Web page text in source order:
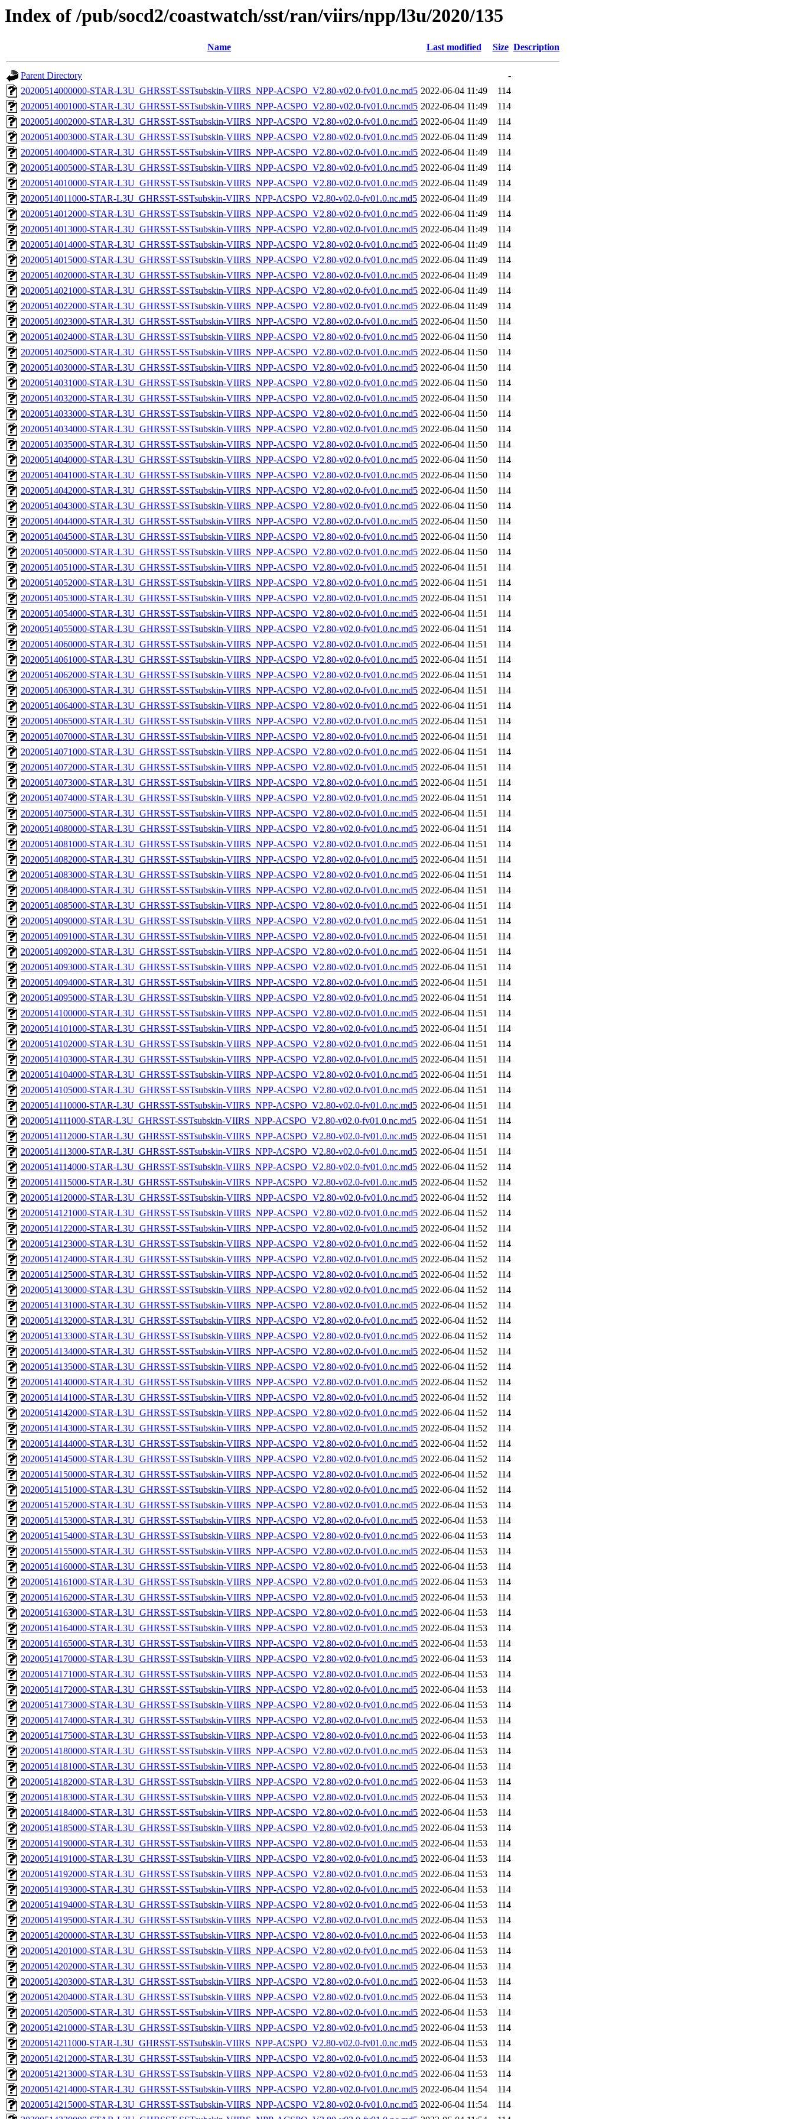
Index of /pub/socd2/coastwatch/sst/ran/viirs/npp/l3u/2020/135
Name Last modified Size Description
Parent Directory
-
20200514000000-STAR-L3U_GHRSST-SSTsubskin-VIIRS_NPP-ACSPO_V2.80-v02.0-fv01.0.nc.md5 2022-06-04 11:49
114
20200514001000-STAR-L3U_GHRSST-SSTsubskin-VIIRS_NPP-ACSPO_V2.80-v02.0-fv01.0.nc.md5 2022-06-04 11:49
114
20200514002000-STAR-L3U_GHRSST-SSTsubskin-VIIRS_NPP-ACSPO_V2.80-v02.0-fv01.0.nc.md5 2022-06-04 11:49
114
20200514003000-STAR-L3U_GHRSST-SSTsubskin-VIIRS_NPP-ACSPO_V2.80-v02.0-fv01.0.nc.md5 2022-06-04 11:49
114
20200514004000-STAR-L3U_GHRSST-SSTsubskin-VIIRS_NPP-ACSPO_V2.80-v02.0-fv01.0.nc.md5 2022-06-04 11:49
114
20200514005000-STAR-L3U_GHRSST-SSTsubskin-VIIRS_NPP-ACSPO_V2.80-v02.0-fv01.0.nc.md5 2022-06-04 11:49
114
20200514010000-STAR-L3U_GHRSST-SSTsubskin-VIIRS_NPP-ACSPO_V2.80-v02.0-fv01.0.nc.md5 2022-06-04 11:49
114
20200514011000-STAR-L3U_GHRSST-SSTsubskin-VIIRS_NPP-ACSPO_V2.80-v02.0-fv01.0.nc.md5 2022-06-04 11:49
114
20200514012000-STAR-L3U_GHRSST-SSTsubskin-VIIRS_NPP-ACSPO_V2.80-v02.0-fv01.0.nc.md5 2022-06-04 11:49
114
20200514013000-STAR-L3U_GHRSST-SSTsubskin-VIIRS_NPP-ACSPO_V2.80-v02.0-fv01.0.nc.md5 2022-06-04 11:49
114
20200514014000-STAR-L3U_GHRSST-SSTsubskin-VIIRS_NPP-ACSPO_V2.80-v02.0-fv01.0.nc.md5 2022-06-04 11:49
114
20200514015000-STAR-L3U_GHRSST-SSTsubskin-VIIRS_NPP-ACSPO_V2.80-v02.0-fv01.0.nc.md5 2022-06-04 11:49
114
20200514020000-STAR-L3U_GHRSST-SSTsubskin-VIIRS_NPP-ACSPO_V2.80-v02.0-fv01.0.nc.md5 2022-06-04 11:49
114
20200514021000-STAR-L3U_GHRSST-SSTsubskin-VIIRS_NPP-ACSPO_V2.80-v02.0-fv01.0.nc.md5 2022-06-04 11:49
114
20200514022000-STAR-L3U_GHRSST-SSTsubskin-VIIRS_NPP-ACSPO_V2.80-v02.0-fv01.0.nc.md5 2022-06-04 11:49
114
20200514023000-STAR-L3U_GHRSST-SSTsubskin-VIIRS_NPP-ACSPO_V2.80-v02.0-fv01.0.nc.md5 2022-06-04 11:50
114
20200514024000-STAR-L3U_GHRSST-SSTsubskin-VIIRS_NPP-ACSPO_V2.80-v02.0-fv01.0.nc.md5 2022-06-04 11:50
114
20200514025000-STAR-L3U_GHRSST-SSTsubskin-VIIRS_NPP-ACSPO_V2.80-v02.0-fv01.0.nc.md5 2022-06-04 11:50
114
20200514030000-STAR-L3U_GHRSST-SSTsubskin-VIIRS_NPP-ACSPO_V2.80-v02.0-fv01.0.nc.md5 2022-06-04 11:50
114
20200514031000-STAR-L3U_GHRSST-SSTsubskin-VIIRS_NPP-ACSPO_V2.80-v02.0-fv01.0.nc.md5 2022-06-04 11:50
114
20200514032000-STAR-L3U_GHRSST-SSTsubskin-VIIRS_NPP-ACSPO_V2.80-v02.0-fv01.0.nc.md5 2022-06-04 11:50
114
20200514033000-STAR-L3U_GHRSST-SSTsubskin-VIIRS_NPP-ACSPO_V2.80-v02.0-fv01.0.nc.md5 2022-06-04 11:50
114
20200514034000-STAR-L3U_GHRSST-SSTsubskin-VIIRS_NPP-ACSPO_V2.80-v02.0-fv01.0.nc.md5 2022-06-04 11:50
114
20200514035000-STAR-L3U_GHRSST-SSTsubskin-VIIRS_NPP-ACSPO_V2.80-v02.0-fv01.0.nc.md5 2022-06-04 11:50
114
20200514040000-STAR-L3U_GHRSST-SSTsubskin-VIIRS_NPP-ACSPO_V2.80-v02.0-fv01.0.nc.md5 2022-06-04 11:50
114
20200514041000-STAR-L3U_GHRSST-SSTsubskin-VIIRS_NPP-ACSPO_V2.80-v02.0-fv01.0.nc.md5 2022-06-04 11:50
114
20200514042000-STAR-L3U_GHRSST-SSTsubskin-VIIRS_NPP-ACSPO_V2.80-v02.0-fv01.0.nc.md5 2022-06-04 11:50
114
20200514043000-STAR-L3U_GHRSST-SSTsubskin-VIIRS_NPP-ACSPO_V2.80-v02.0-fv01.0.nc.md5 2022-06-04 11:50
114
20200514044000-STAR-L3U_GHRSST-SSTsubskin-VIIRS_NPP-ACSPO_V2.80-v02.0-fv01.0.nc.md5 2022-06-04 11:50
114
20200514045000-STAR-L3U_GHRSST-SSTsubskin-VIIRS_NPP-ACSPO_V2.80-v02.0-fv01.0.nc.md5 2022-06-04 11:50
114
20200514050000-STAR-L3U_GHRSST-SSTsubskin-VIIRS_NPP-ACSPO_V2.80-v02.0-fv01.0.nc.md5 2022-06-04 11:50
114
20200514051000-STAR-L3U_GHRSST-SSTsubskin-VIIRS_NPP-ACSPO_V2.80-v02.0-fv01.0.nc.md5 2022-06-04 11:51
114
20200514052000-STAR-L3U_GHRSST-SSTsubskin-VIIRS_NPP-ACSPO_V2.80-v02.0-fv01.0.nc.md5 2022-06-04 11:51
114
20200514053000-STAR-L3U_GHRSST-SSTsubskin-VIIRS_NPP-ACSPO_V2.80-v02.0-fv01.0.nc.md5 2022-06-04 11:51
114
20200514054000-STAR-L3U_GHRSST-SSTsubskin-VIIRS_NPP-ACSPO_V2.80-v02.0-fv01.0.nc.md5 2022-06-04 11:51
114
20200514055000-STAR-L3U_GHRSST-SSTsubskin-VIIRS_NPP-ACSPO_V2.80-v02.0-fv01.0.nc.md5 2022-06-04 11:51
114
20200514060000-STAR-L3U_GHRSST-SSTsubskin-VIIRS_NPP-ACSPO_V2.80-v02.0-fv01.0.nc.md5 2022-06-04 11:51
114
20200514061000-STAR-L3U_GHRSST-SSTsubskin-VIIRS_NPP-ACSPO_V2.80-v02.0-fv01.0.nc.md5 2022-06-04 11:51
114
20200514062000-STAR-L3U_GHRSST-SSTsubskin-VIIRS_NPP-ACSPO_V2.80-v02.0-fv01.0.nc.md5 2022-06-04 11:51
114
20200514063000-STAR-L3U_GHRSST-SSTsubskin-VIIRS_NPP-ACSPO_V2.80-v02.0-fv01.0.nc.md5 2022-06-04 11:51
114
20200514064000-STAR-L3U_GHRSST-SSTsubskin-VIIRS_NPP-ACSPO_V2.80-v02.0-fv01.0.nc.md5 2022-06-04 11:51
114
20200514065000-STAR-L3U_GHRSST-SSTsubskin-VIIRS_NPP-ACSPO_V2.80-v02.0-fv01.0.nc.md5 2022-06-04 11:51
114
20200514070000-STAR-L3U_GHRSST-SSTsubskin-VIIRS_NPP-ACSPO_V2.80-v02.0-fv01.0.nc.md5 2022-06-04 11:51
114
20200514071000-STAR-L3U_GHRSST-SSTsubskin-VIIRS_NPP-ACSPO_V2.80-v02.0-fv01.0.nc.md5 2022-06-04 11:51
114
20200514072000-STAR-L3U_GHRSST-SSTsubskin-VIIRS_NPP-ACSPO_V2.80-v02.0-fv01.0.nc.md5 2022-06-04 11:51
114
20200514073000-STAR-L3U_GHRSST-SSTsubskin-VIIRS_NPP-ACSPO_V2.80-v02.0-fv01.0.nc.md5 2022-06-04 11:51
114
20200514074000-STAR-L3U_GHRSST-SSTsubskin-VIIRS_NPP-ACSPO_V2.80-v02.0-fv01.0.nc.md5 2022-06-04 11:51
114
20200514075000-STAR-L3U_GHRSST-SSTsubskin-VIIRS_NPP-ACSPO_V2.80-v02.0-fv01.0.nc.md5 2022-06-04 11:51
114
20200514080000-STAR-L3U_GHRSST-SSTsubskin-VIIRS_NPP-ACSPO_V2.80-v02.0-fv01.0.nc.md5 2022-06-04 11:51
114
20200514081000-STAR-L3U_GHRSST-SSTsubskin-VIIRS_NPP-ACSPO_V2.80-v02.0-fv01.0.nc.md5 2022-06-04 11:51
114
20200514082000-STAR-L3U_GHRSST-SSTsubskin-VIIRS_NPP-ACSPO_V2.80-v02.0-fv01.0.nc.md5 2022-06-04 11:51
114
20200514083000-STAR-L3U_GHRSST-SSTsubskin-VIIRS_NPP-ACSPO_V2.80-v02.0-fv01.0.nc.md5 2022-06-04 11:51
114
20200514084000-STAR-L3U_GHRSST-SSTsubskin-VIIRS_NPP-ACSPO_V2.80-v02.0-fv01.0.nc.md5 2022-06-04 11:51
114
20200514085000-STAR-L3U_GHRSST-SSTsubskin-VIIRS_NPP-ACSPO_V2.80-v02.0-fv01.0.nc.md5 2022-06-04 11:51
114
20200514090000-STAR-L3U_GHRSST-SSTsubskin-VIIRS_NPP-ACSPO_V2.80-v02.0-fv01.0.nc.md5 2022-06-04 11:51
114
20200514091000-STAR-L3U_GHRSST-SSTsubskin-VIIRS_NPP-ACSPO_V2.80-v02.0-fv01.0.nc.md5 2022-06-04 11:51
114
20200514092000-STAR-L3U_GHRSST-SSTsubskin-VIIRS_NPP-ACSPO_V2.80-v02.0-fv01.0.nc.md5 2022-06-04 11:51
114
20200514093000-STAR-L3U_GHRSST-SSTsubskin-VIIRS_NPP-ACSPO_V2.80-v02.0-fv01.0.nc.md5 2022-06-04 11:51
114
20200514094000-STAR-L3U_GHRSST-SSTsubskin-VIIRS_NPP-ACSPO_V2.80-v02.0-fv01.0.nc.md5 2022-06-04 11:51
114
20200514095000-STAR-L3U_GHRSST-SSTsubskin-VIIRS_NPP-ACSPO_V2.80-v02.0-fv01.0.nc.md5 2022-06-04 11:51
114
20200514100000-STAR-L3U_GHRSST-SSTsubskin-VIIRS_NPP-ACSPO_V2.80-v02.0-fv01.0.nc.md5 2022-06-04 11:51
114
20200514101000-STAR-L3U_GHRSST-SSTsubskin-VIIRS_NPP-ACSPO_V2.80-v02.0-fv01.0.nc.md5 2022-06-04 11:51
114
20200514102000-STAR-L3U_GHRSST-SSTsubskin-VIIRS_NPP-ACSPO_V2.80-v02.0-fv01.0.nc.md5 2022-06-04 11:51
114
20200514103000-STAR-L3U_GHRSST-SSTsubskin-VIIRS_NPP-ACSPO_V2.80-v02.0-fv01.0.nc.md5 2022-06-04 11:51
114
20200514104000-STAR-L3U_GHRSST-SSTsubskin-VIIRS_NPP-ACSPO_V2.80-v02.0-fv01.0.nc.md5 2022-06-04 11:51
114
20200514105000-STAR-L3U_GHRSST-SSTsubskin-VIIRS_NPP-ACSPO_V2.80-v02.0-fv01.0.nc.md5 2022-06-04 11:51
114
20200514110000-STAR-L3U_GHRSST-SSTsubskin-VIIRS_NPP-ACSPO_V2.80-v02.0-fv01.0.nc.md5 2022-06-04 11:51
114
20200514111000-STAR-L3U_GHRSST-SSTsubskin-VIIRS_NPP-ACSPO_V2.80-v02.0-fv01.0.nc.md5 2022-06-04 11:51
114
20200514112000-STAR-L3U_GHRSST-SSTsubskin-VIIRS_NPP-ACSPO_V2.80-v02.0-fv01.0.nc.md5 2022-06-04 11:51
114
20200514113000-STAR-L3U_GHRSST-SSTsubskin-VIIRS_NPP-ACSPO_V2.80-v02.0-fv01.0.nc.md5 2022-06-04 11:51
114
20200514114000-STAR-L3U_GHRSST-SSTsubskin-VIIRS_NPP-ACSPO_V2.80-v02.0-fv01.0.nc.md5 2022-06-04 11:52
114
20200514115000-STAR-L3U_GHRSST-SSTsubskin-VIIRS_NPP-ACSPO_V2.80-v02.0-fv01.0.nc.md5 2022-06-04 11:52
114
20200514120000-STAR-L3U_GHRSST-SSTsubskin-VIIRS_NPP-ACSPO_V2.80-v02.0-fv01.0.nc.md5 2022-06-04 11:52
114
20200514121000-STAR-L3U_GHRSST-SSTsubskin-VIIRS_NPP-ACSPO_V2.80-v02.0-fv01.0.nc.md5 2022-06-04 11:52
114
20200514122000-STAR-L3U_GHRSST-SSTsubskin-VIIRS_NPP-ACSPO_V2.80-v02.0-fv01.0.nc.md5 2022-06-04 11:52
114
20200514123000-STAR-L3U_GHRSST-SSTsubskin-VIIRS_NPP-ACSPO_V2.80-v02.0-fv01.0.nc.md5 2022-06-04 11:52
114
20200514124000-STAR-L3U_GHRSST-SSTsubskin-VIIRS_NPP-ACSPO_V2.80-v02.0-fv01.0.nc.md5 2022-06-04 11:52
114
20200514125000-STAR-L3U_GHRSST-SSTsubskin-VIIRS_NPP-ACSPO_V2.80-v02.0-fv01.0.nc.md5 2022-06-04 11:52
114
20200514130000-STAR-L3U_GHRSST-SSTsubskin-VIIRS_NPP-ACSPO_V2.80-v02.0-fv01.0.nc.md5 2022-06-04 11:52
114
20200514131000-STAR-L3U_GHRSST-SSTsubskin-VIIRS_NPP-ACSPO_V2.80-v02.0-fv01.0.nc.md5 2022-06-04 11:52
114
20200514132000-STAR-L3U_GHRSST-SSTsubskin-VIIRS_NPP-ACSPO_V2.80-v02.0-fv01.0.nc.md5 2022-06-04 11:52
114
20200514133000-STAR-L3U_GHRSST-SSTsubskin-VIIRS_NPP-ACSPO_V2.80-v02.0-fv01.0.nc.md5 2022-06-04 11:52
114
20200514134000-STAR-L3U_GHRSST-SSTsubskin-VIIRS_NPP-ACSPO_V2.80-v02.0-fv01.0.nc.md5 2022-06-04 11:52
114
20200514135000-STAR-L3U_GHRSST-SSTsubskin-VIIRS_NPP-ACSPO_V2.80-v02.0-fv01.0.nc.md5 2022-06-04 11:52
114
20200514140000-STAR-L3U_GHRSST-SSTsubskin-VIIRS_NPP-ACSPO_V2.80-v02.0-fv01.0.nc.md5 2022-06-04 11:52
114
20200514141000-STAR-L3U_GHRSST-SSTsubskin-VIIRS_NPP-ACSPO_V2.80-v02.0-fv01.0.nc.md5 2022-06-04 11:52
114
20200514142000-STAR-L3U_GHRSST-SSTsubskin-VIIRS_NPP-ACSPO_V2.80-v02.0-fv01.0.nc.md5 2022-06-04 11:52
114
20200514143000-STAR-L3U_GHRSST-SSTsubskin-VIIRS_NPP-ACSPO_V2.80-v02.0-fv01.0.nc.md5 2022-06-04 11:52
114
20200514144000-STAR-L3U_GHRSST-SSTsubskin-VIIRS_NPP-ACSPO_V2.80-v02.0-fv01.0.nc.md5 2022-06-04 11:52
114
20200514145000-STAR-L3U_GHRSST-SSTsubskin-VIIRS_NPP-ACSPO_V2.80-v02.0-fv01.0.nc.md5 2022-06-04 11:52
114
20200514150000-STAR-L3U_GHRSST-SSTsubskin-VIIRS_NPP-ACSPO_V2.80-v02.0-fv01.0.nc.md5 2022-06-04 11:52
114
20200514151000-STAR-L3U_GHRSST-SSTsubskin-VIIRS_NPP-ACSPO_V2.80-v02.0-fv01.0.nc.md5 2022-06-04 11:52
114
20200514152000-STAR-L3U_GHRSST-SSTsubskin-VIIRS_NPP-ACSPO_V2.80-v02.0-fv01.0.nc.md5 2022-06-04 11:53
114
20200514153000-STAR-L3U_GHRSST-SSTsubskin-VIIRS_NPP-ACSPO_V2.80-v02.0-fv01.0.nc.md5 2022-06-04 11:53
114
20200514154000-STAR-L3U_GHRSST-SSTsubskin-VIIRS_NPP-ACSPO_V2.80-v02.0-fv01.0.nc.md5 2022-06-04 11:53
114
20200514155000-STAR-L3U_GHRSST-SSTsubskin-VIIRS_NPP-ACSPO_V2.80-v02.0-fv01.0.nc.md5 2022-06-04 11:53
114
20200514160000-STAR-L3U_GHRSST-SSTsubskin-VIIRS_NPP-ACSPO_V2.80-v02.0-fv01.0.nc.md5 2022-06-04 11:53
114
20200514161000-STAR-L3U_GHRSST-SSTsubskin-VIIRS_NPP-ACSPO_V2.80-v02.0-fv01.0.nc.md5 2022-06-04 11:53
114
20200514162000-STAR-L3U_GHRSST-SSTsubskin-VIIRS_NPP-ACSPO_V2.80-v02.0-fv01.0.nc.md5 2022-06-04 11:53
114
20200514163000-STAR-L3U_GHRSST-SSTsubskin-VIIRS_NPP-ACSPO_V2.80-v02.0-fv01.0.nc.md5 2022-06-04 11:53
114
20200514164000-STAR-L3U_GHRSST-SSTsubskin-VIIRS_NPP-ACSPO_V2.80-v02.0-fv01.0.nc.md5 2022-06-04 11:53
114
20200514165000-STAR-L3U_GHRSST-SSTsubskin-VIIRS_NPP-ACSPO_V2.80-v02.0-fv01.0.nc.md5 2022-06-04 11:53
114
20200514170000-STAR-L3U_GHRSST-SSTsubskin-VIIRS_NPP-ACSPO_V2.80-v02.0-fv01.0.nc.md5 2022-06-04 11:53
114
20200514171000-STAR-L3U_GHRSST-SSTsubskin-VIIRS_NPP-ACSPO_V2.80-v02.0-fv01.0.nc.md5 2022-06-04 11:53
114
20200514172000-STAR-L3U_GHRSST-SSTsubskin-VIIRS_NPP-ACSPO_V2.80-v02.0-fv01.0.nc.md5 2022-06-04 11:53
114
20200514173000-STAR-L3U_GHRSST-SSTsubskin-VIIRS_NPP-ACSPO_V2.80-v02.0-fv01.0.nc.md5 2022-06-04 11:53
114
20200514174000-STAR-L3U_GHRSST-SSTsubskin-VIIRS_NPP-ACSPO_V2.80-v02.0-fv01.0.nc.md5 2022-06-04 11:53
114
20200514175000-STAR-L3U_GHRSST-SSTsubskin-VIIRS_NPP-ACSPO_V2.80-v02.0-fv01.0.nc.md5 2022-06-04 11:53
114
20200514180000-STAR-L3U_GHRSST-SSTsubskin-VIIRS_NPP-ACSPO_V2.80-v02.0-fv01.0.nc.md5 2022-06-04 11:53
114
20200514181000-STAR-L3U_GHRSST-SSTsubskin-VIIRS_NPP-ACSPO_V2.80-v02.0-fv01.0.nc.md5 2022-06-04 11:53
114
20200514182000-STAR-L3U_GHRSST-SSTsubskin-VIIRS_NPP-ACSPO_V2.80-v02.0-fv01.0.nc.md5 2022-06-04 11:53
114
20200514183000-STAR-L3U_GHRSST-SSTsubskin-VIIRS_NPP-ACSPO_V2.80-v02.0-fv01.0.nc.md5 2022-06-04 11:53
114
20200514184000-STAR-L3U_GHRSST-SSTsubskin-VIIRS_NPP-ACSPO_V2.80-v02.0-fv01.0.nc.md5 2022-06-04 11:53
114
20200514185000-STAR-L3U_GHRSST-SSTsubskin-VIIRS_NPP-ACSPO_V2.80-v02.0-fv01.0.nc.md5 2022-06-04 11:53
114
20200514190000-STAR-L3U_GHRSST-SSTsubskin-VIIRS_NPP-ACSPO_V2.80-v02.0-fv01.0.nc.md5 2022-06-04 11:53
114
20200514191000-STAR-L3U_GHRSST-SSTsubskin-VIIRS_NPP-ACSPO_V2.80-v02.0-fv01.0.nc.md5 2022-06-04 11:53
114
20200514192000-STAR-L3U_GHRSST-SSTsubskin-VIIRS_NPP-ACSPO_V2.80-v02.0-fv01.0.nc.md5 2022-06-04 11:53
114
20200514193000-STAR-L3U_GHRSST-SSTsubskin-VIIRS_NPP-ACSPO_V2.80-v02.0-fv01.0.nc.md5 2022-06-04 11:53
114
20200514194000-STAR-L3U_GHRSST-SSTsubskin-VIIRS_NPP-ACSPO_V2.80-v02.0-fv01.0.nc.md5 2022-06-04 11:53
114
20200514195000-STAR-L3U_GHRSST-SSTsubskin-VIIRS_NPP-ACSPO_V2.80-v02.0-fv01.0.nc.md5 2022-06-04 11:53
114
20200514200000-STAR-L3U_GHRSST-SSTsubskin-VIIRS_NPP-ACSPO_V2.80-v02.0-fv01.0.nc.md5 2022-06-04 11:53
114
20200514201000-STAR-L3U_GHRSST-SSTsubskin-VIIRS_NPP-ACSPO_V2.80-v02.0-fv01.0.nc.md5 2022-06-04 11:53
114
20200514202000-STAR-L3U_GHRSST-SSTsubskin-VIIRS_NPP-ACSPO_V2.80-v02.0-fv01.0.nc.md5 2022-06-04 11:53
114
20200514203000-STAR-L3U_GHRSST-SSTsubskin-VIIRS_NPP-ACSPO_V2.80-v02.0-fv01.0.nc.md5 2022-06-04 11:53
114
20200514204000-STAR-L3U_GHRSST-SSTsubskin-VIIRS_NPP-ACSPO_V2.80-v02.0-fv01.0.nc.md5 2022-06-04 11:53
114
20200514205000-STAR-L3U_GHRSST-SSTsubskin-VIIRS_NPP-ACSPO_V2.80-v02.0-fv01.0.nc.md5 2022-06-04 11:53
114
20200514210000-STAR-L3U_GHRSST-SSTsubskin-VIIRS_NPP-ACSPO_V2.80-v02.0-fv01.0.nc.md5 2022-06-04 11:53
114
20200514211000-STAR-L3U_GHRSST-SSTsubskin-VIIRS_NPP-ACSPO_V2.80-v02.0-fv01.0.nc.md5 2022-06-04 11:53
114
20200514212000-STAR-L3U_GHRSST-SSTsubskin-VIIRS_NPP-ACSPO_V2.80-v02.0-fv01.0.nc.md5 2022-06-04 11:53
114
20200514213000-STAR-L3U_GHRSST-SSTsubskin-VIIRS_NPP-ACSPO_V2.80-v02.0-fv01.0.nc.md5 2022-06-04 11:53
114
20200514214000-STAR-L3U_GHRSST-SSTsubskin-VIIRS_NPP-ACSPO_V2.80-v02.0-fv01.0.nc.md5 2022-06-04 11:54
114
20200514215000-STAR-L3U_GHRSST-SSTsubskin-VIIRS_NPP-ACSPO_V2.80-v02.0-fv01.0.nc.md5 2022-06-04 11:54
114